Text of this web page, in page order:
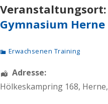
Veranstaltungsort:
Gymnasium Herne
Erwachsenen Training
Adresse:
Hölkeskampring 168, Herne,